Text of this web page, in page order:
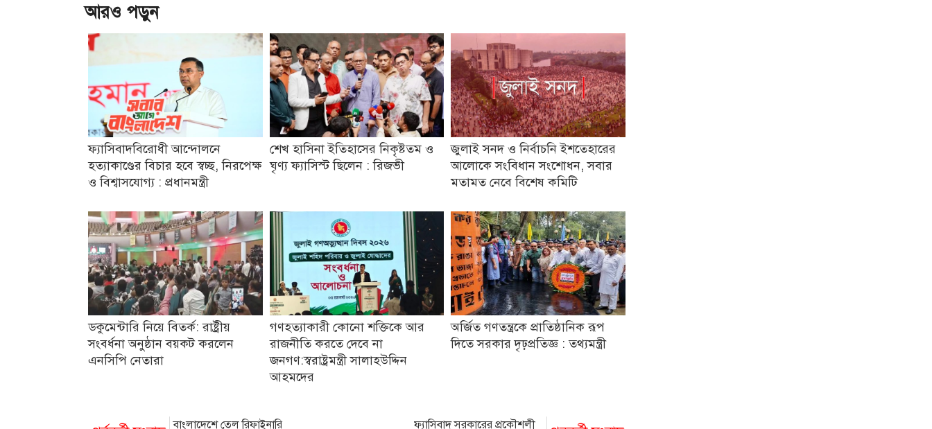
আরও পড়ুন
ফ্যাসিবাদবিরোধী আন্দোলনে
হত্যাকাণ্ডের বিচার হবে স্বচ্ছ, নিরপেক্ষ
ও বিশ্বাসযোগ্য : প্রধানমন্ত্রী
শেখ হাসিনা ইতিহাসের নিকৃষ্টতম ও
ঘৃণ্য ফ্যাসিস্ট ছিলেন : রিজভী
জুলাই সনদ ও নির্বাচনি ইশতেহারের
আলোকে সংবিধান সংশোধন, সবার
মতামত নেবে বিশেষ কমিটি
ডকুমেন্টারি নিয়ে বিতর্ক: রাষ্ট্রীয়
সংবর্ধনা অনুষ্ঠান বয়কট করলেন
এনসিপি নেতারা
গণহত্যাকারী কোনো শক্তিকে আর
রাজনীতি করতে দেবে না
জনগণ:স্বরাষ্ট্রমন্ত্রী সালাহউদ্দিন
আহমদের
অর্জিত গণতন্ত্রকে প্রাতিষ্ঠানিক রূপ
দিতে সরকার দৃঢ়প্রতিজ্ঞ : তথ্যমন্ত্রী
বাংলাদেশে তেল রিফাইনারি ফ্যাসিবাদ সরকারের প্রকৌশলী